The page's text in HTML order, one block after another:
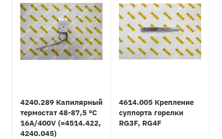
4240.289 Капилярный
термостат 48-87,5 °C
16A/400V (=4514.422,
4240.045)
4614.005 Крепление
суппорта горелки
RG3F, RG4F